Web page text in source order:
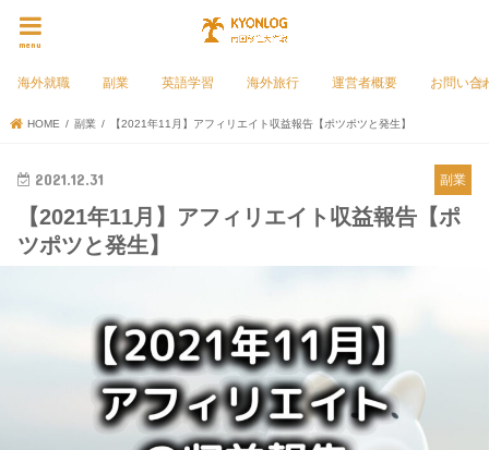
menu
海外就職 副業 英語学習 海外旅行 運営者概要 お問い合
HOME 副業 【2021年11月】アフィリエイト収益報告【ポツポツと発生】
副業
2021.12.31
【2021年11月】アフィリエイト収益報告【ポ
ツポツと発生】